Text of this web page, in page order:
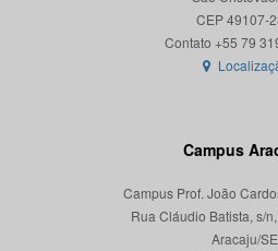
CEP 49107-
Campus
Campus Prof. João
Rua Cláudio Batista, s/
Aracaju/SE